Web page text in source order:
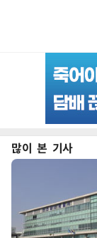
많이 본 기사